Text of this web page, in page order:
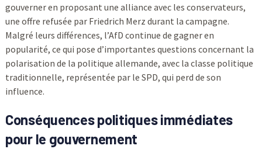
gouverner en proposant une alliance avec les conservateurs,
une offre refusée par Friedrich Merz durant la campagne.
Malgré leurs différences, l’AfD continue de gagner en
popularité, ce qui pose d’importantes questions concernant la
polarisation de la politique allemande, avec la classe politique
traditionnelle, représentée par le SPD, qui perd de son
influence.
Conséquences politiques immédiates
pour le gouvernement